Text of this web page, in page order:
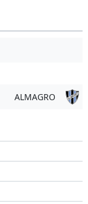
ALMAGRO